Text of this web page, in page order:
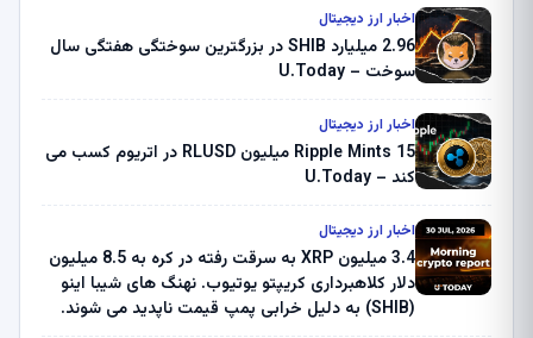
اخبار ارز دیجیتال
2.96 میلیارد SHIB در بزرگترین سوختگی هفتگی سال
سوخت – U.Today
اخبار ارز دیجیتال
Ripple Mints 15 میلیون RLUSD در اتریوم کسب می
کند – U.Today
اخبار ارز دیجیتال
3.4 میلیون XRP به سرقت رفته در کره به 8.5 میلیون
دلار کلاهبرداری کریپتو یوتیوب. نهنگ های شیبا اینو
(SHIB) به دلیل خرابی پمپ قیمت ناپدید می شوند.